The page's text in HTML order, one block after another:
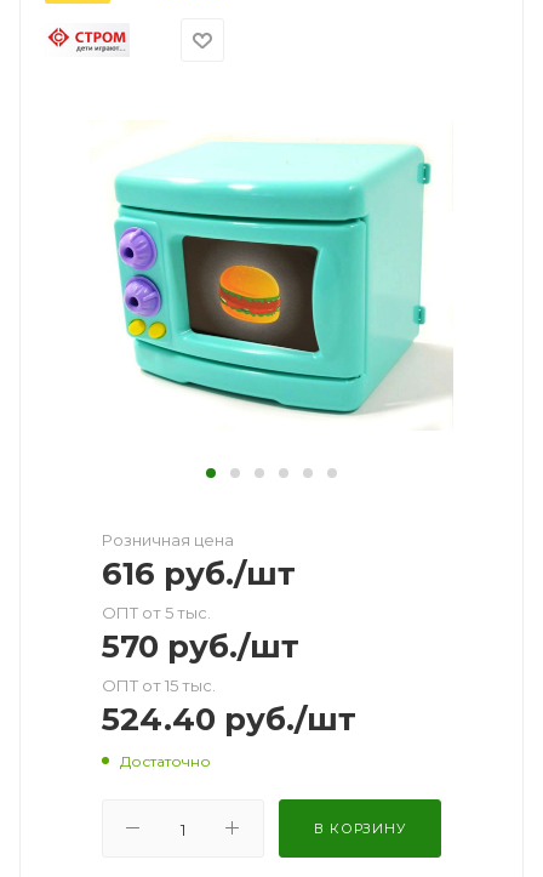
Розничная цена
616 руб./шт
ОПТ от 5 тыс.
570 руб./шт
ОПТ от 15 тыс.
524.40 руб./шт
Достаточно
В КОРЗИНУ